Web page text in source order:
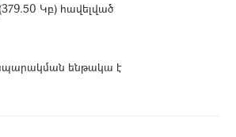
Կբ) հավելված
ենթակա է